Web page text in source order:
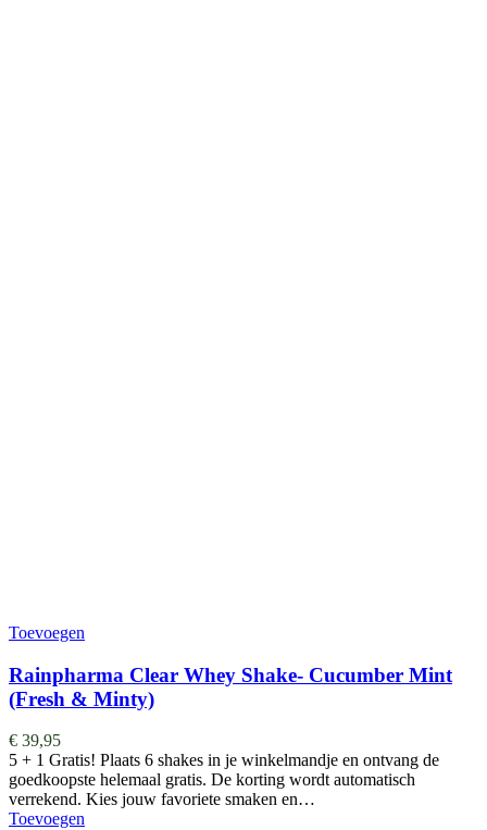
Toevoegen
Rainpharma Clear Whey Shake- Cucumber Mint
(Fresh & Minty)
€ 39,95
5 + 1 Gratis! Plaats 6 shakes in je winkelmandje en ontvang de
goedkoopste helemaal gratis. De korting wordt automatisch
verrekend. Kies jouw favoriete smaken en…
Toevoegen